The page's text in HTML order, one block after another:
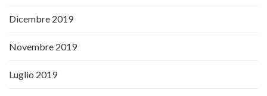
Dicembre 2019
Novembre 2019
Luglio 2019